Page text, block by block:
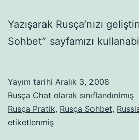
Yazışarak Rusça’nızı
Sohbet” sayfamızı
Yayım tarihi Aralık 3, 2008
Rusça Chat olarak sınıflandırılmış
Rusça Pratik, Rusça Sohbet,
etiketlenmiş